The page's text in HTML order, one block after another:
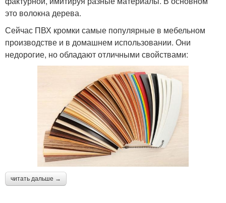
это волокна дерева.
Сейчас ПВХ кромки самые популярные в мебельном
производстве и в домашнем использовании. Они
недорогие, но обладают отличными свойствами:
читать дальше →